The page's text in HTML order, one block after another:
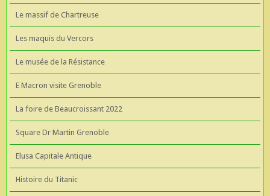
Le massif de Chartreuse
Les maquis du Vercors
Le musée de la Résistance
E Macron visite Grenoble
La foire de Beaucroissant 2022
Square Dr Martin Grenoble
Elusa Capitale Antique
Histoire du Titanic